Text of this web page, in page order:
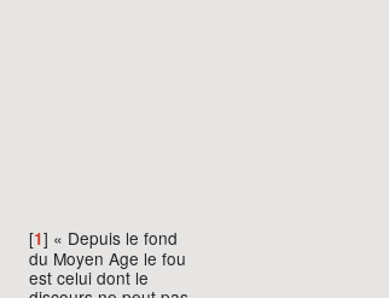
[1] « Depuis le fond
du Moyen Age le fou
est celui dont le